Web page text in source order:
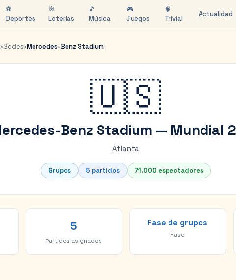
⚽
Deportes
🎯
Loterías
🎵
Música
🎮
Juegos
🧠
Trivial
Actualidad
›Sedes›Mercedes-Benz Stadium
🇺🇸
Benz Stadium — Mundial
Atlanta
Grupos 5 partidos 71.000 espectadores
5
Partidos asignados
Fase de grupos
Fase